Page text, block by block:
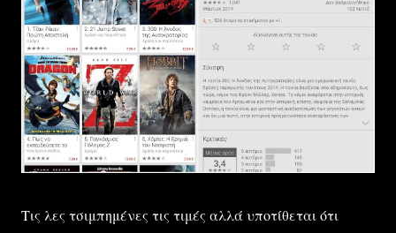
Τις λες τσιμπημένες τις τιμές αλλά υποτίθεται ότι